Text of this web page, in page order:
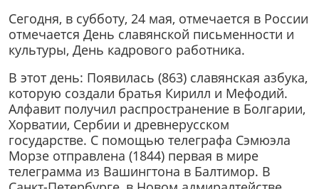
Сегодня, в субботу, 24 мая, отмечается в России
отмечается День славянской письменности и
культуры, День кадрового работника.
В этот день: Появилась (863) славянская азбука,
которую создали братья Кирилл и Мефодий.
Алфавит получил распространение в Болгарии,
Хорватии, Сербии и древнерусском
государстве. С помощью телеграфа Сэмюэла
Морзе отправлена (1844) первая в мире
телеграмма из Вашингтона в Балтимор. В